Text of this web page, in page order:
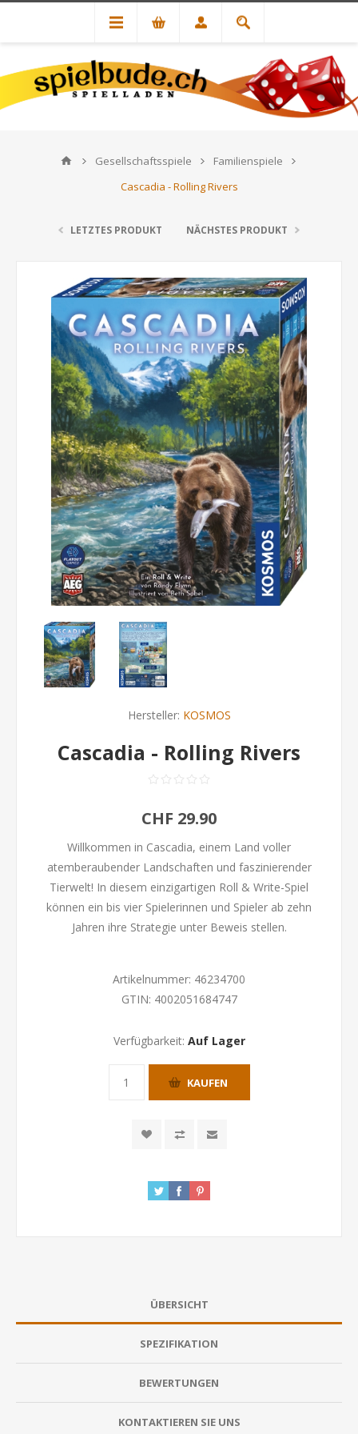
Gesellschaftsspiele
Familienspiele
Cascadia - Rolling Rivers
LETZTES PRODUKT NÄCHSTES PRODUKT
Hersteller: KOSMOS
Cascadia - Rolling Rivers
CHF 29.90
Willkommen in Cascadia, einem Land voller
atemberaubender Landschaften und faszinierender
Tierwelt! In diesem einzigartigen Roll & Write-Spiel
können ein bis vier Spielerinnen und Spieler ab zehn
Jahren ihre Strategie unter Beweis stellen.
Artikelnummer: 46234700
GTIN: 4002051684747
Verfügbarkeit: Auf Lager
KAUFEN
ÜBERSICHT
SPEZIFIKATION
BEWERTUNGEN
KONTAKTIEREN SIE UNS